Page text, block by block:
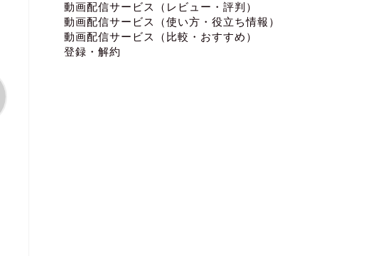
動画配信サービス（レビュー・評判）
動画配信サービス（使い方・役立ち情報）
動画配信サービス（比較・おすすめ）
登録・解約